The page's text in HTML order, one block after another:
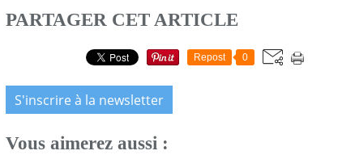
PARTAGER CET ARTICLE
Repost 0
S'inscrire à la newsletter
Vous aimerez aussi :